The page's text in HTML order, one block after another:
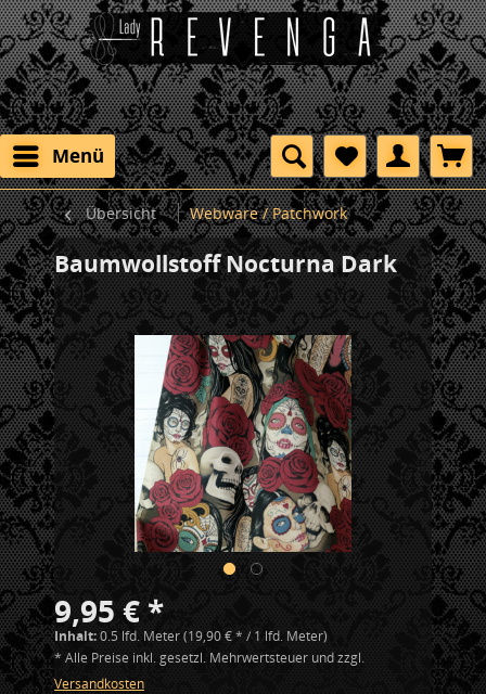
Menü
Übersicht Webware / Patchwork
Baumwollstoff Nocturna Dark
9,95 € *
Inhalt:0.5 lfd. Meter (19,90 € * / 1 lfd. Meter)
* Alle Preise inkl. gesetzl. Mehrwertsteuer und zzgl.
Versandkosten